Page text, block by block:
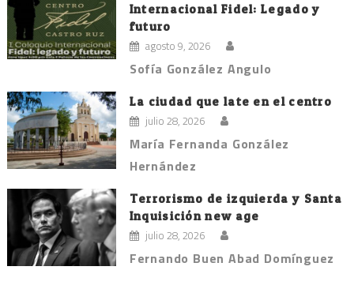
Internacional Fidel: Legado y
futuro
agosto 9, 2026
Sofía González Angulo
La ciudad que late en el centro
julio 28, 2026
María Fernanda González
Hernández
Terrorismo de izquierda y Santa
Inquisición new age
julio 28, 2026
Fernando Buen Abad Domínguez